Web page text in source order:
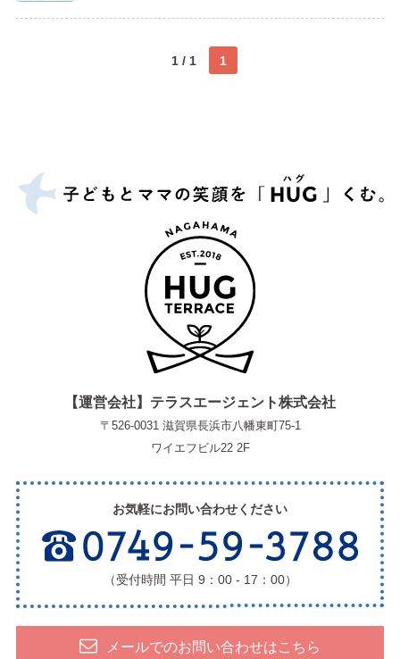
1 / 1 1
【運営会社】テラスエージェント株式会社
〒526-0031 滋賀県長浜市八幡東町75-1
ワイエフビル22 2F
お気軽にお問い合わせください
（受付時間 平日 9：00 - 17：00）
メールでのお問い合わせはこちら